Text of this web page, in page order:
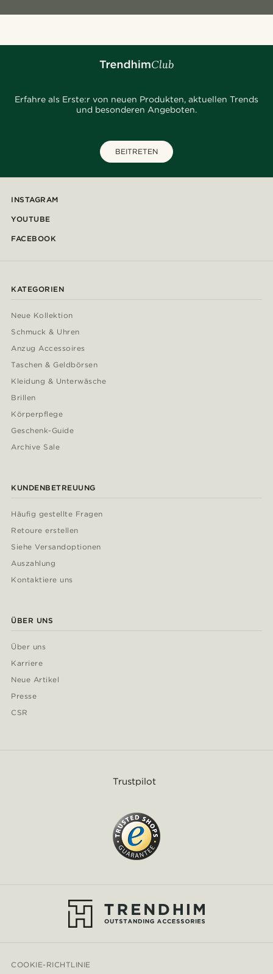
Erfahre als Erste:r von neuen Produkten, aktuellen Trends
und besonderen Angeboten.
BEITRETEN
INSTAGRAM
YOUTUBE
FACEBOOK
KATEGORIEN
Neue Kollektion
Schmuck & Uhren
Anzug Accessoires
Taschen & Geldbörsen
Kleidung & Unterwäsche
Brillen
Körperpflege
Geschenk-Guide
Archive Sale
KUNDENBETREUUNG
Häufig gestellte Fragen
Retoure erstellen
Siehe Versandoptionen
Auszahlung
Kontaktiere uns
ÜBER UNS
Über uns
Karriere
Neue Artikel
Presse
CSR
Trustpilot
COOKIE-RICHTLINIE